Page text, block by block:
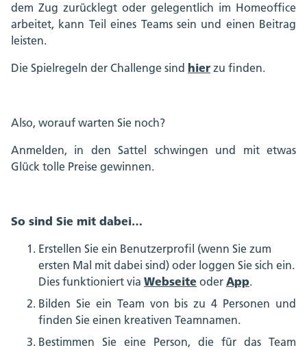
dem Zug zurücklegt oder gelegentlich im Homeoffice
arbeitet, kann Teil eines Teams sein und einen Beitrag
leisten.
Die Spielregeln der Challenge sind hier zu finden.
Also, worauf warten Sie noch?
Anmelden, in den Sattel schwingen und mit etwas
Glück tolle Preise gewinnen.
So sind Sie mit dabei…
Erstellen Sie ein Benutzerprofil (wenn Sie zum
ersten Mal mit dabei sind) oder loggen Sie sich ein.
Dies funktioniert via Webseite oder App.
Bilden Sie ein Team von bis zu 4 Personen und
finden Sie einen kreativen Teamnamen.
Bestimmen Sie eine Person, die für das Team